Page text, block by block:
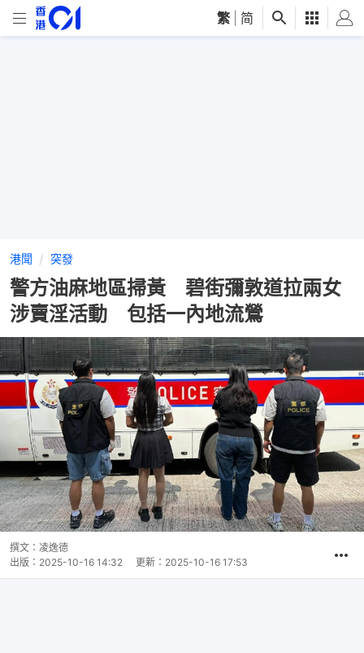
繁 简
港聞 突發
警方油麻地區掃黃 碧街彌敦道拉兩女
涉賣淫活動 包括一內地流鶯
撰文： 凌逸德
出版： 2025-10-16 14:32 更新： 2025-10-16 17:53